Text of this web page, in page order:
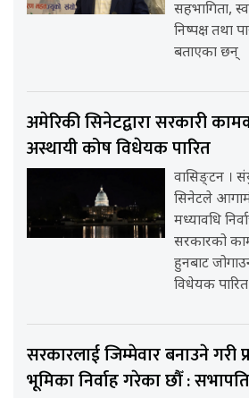
सहभागिता,
निष्पक्ष तथा
बताएका छन्
अमेरिकी सिनेटद्वारा सरकारी
अस्थायी कोष विधेयक पारित
वासिङ्टन ।
सिनेटले
मध्यावधि
सरकारको
हुनबाट
विधेयक
सरकारलाई जिम्मेवार बनाउने गरी
भूमिका निर्वाह गरेका छौँ :